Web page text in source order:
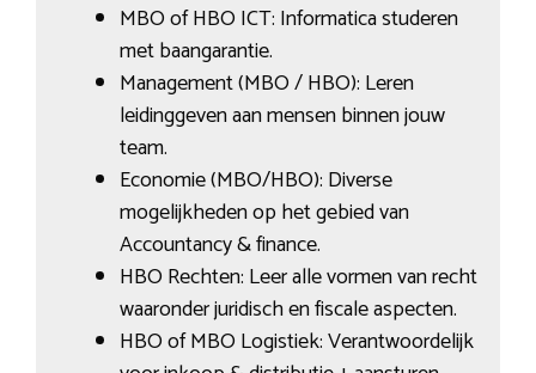
MBO of HBO ICT: Informatica studeren
met baangarantie.
Management (MBO / HBO): Leren
leidinggeven aan mensen binnen jouw
team.
Economie (MBO/HBO): Diverse
mogelijkheden op het gebied van
Accountancy & finance.
HBO Rechten: Leer alle vormen van recht
waaronder juridisch en fiscale aspecten.
HBO of MBO Logistiek: Verantwoordelijk